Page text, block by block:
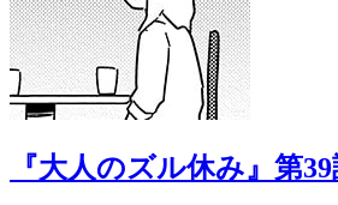
『大人のズル休み』第